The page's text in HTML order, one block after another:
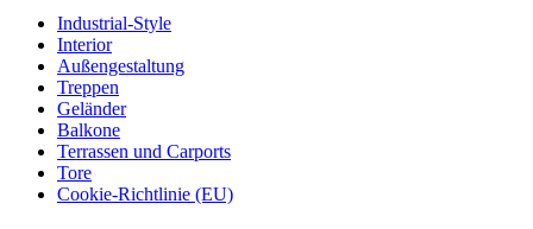
Industrial-Style
Interior
Außengestaltung
Treppen
Geländer
Balkone
Terrassen und Carports
Tore
Cookie-Richtlinie (EU)